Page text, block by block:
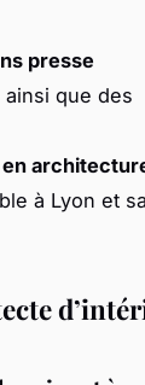
presse
que des
à Lyon et sa